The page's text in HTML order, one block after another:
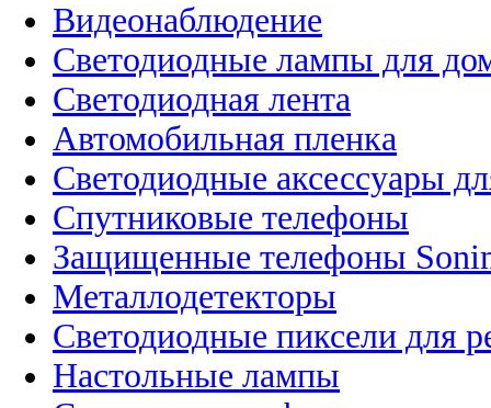
Видеонаблюдение
Светодиодные лампы для
Светодиодная лента
Автомобильная пленка
Светодиодные аксессуары
Спутниковые телефоны
Защищенные телефоны
Металлодетекторы
Светодиодные пиксели для
Настольные лампы